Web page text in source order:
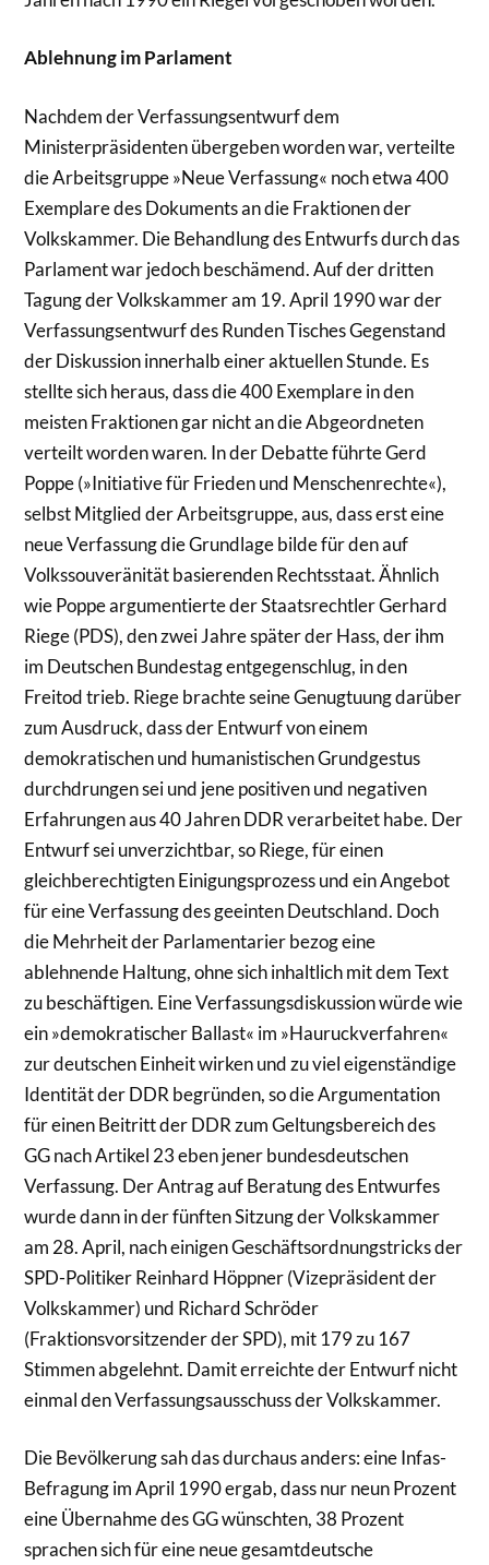
Ablehnung im Parlament
Nachdem der Verfassungsentwurf dem
Ministerpräsidenten übergeben worden war, verteilte
die Arbeitsgruppe »Neue Verfassung« noch etwa 400
Exemplare des Dokuments an die Fraktionen der
Volkskammer. Die Behandlung des Entwurfs durch das
Parlament war jedoch beschämend. Auf der dritten
Tagung der Volkskammer am 19. April 1990 war der
Verfassungsentwurf des Runden Tisches Gegenstand
der Diskussion innerhalb einer aktuellen Stunde. Es
stellte sich heraus, dass die 400 Exemplare in den
meisten Fraktionen gar nicht an die Abgeordneten
verteilt worden waren. In der Debatte führte Gerd
Poppe (»Initiative für Frieden und Menschenrechte«),
selbst Mitglied der Arbeitsgruppe, aus, dass erst eine
neue Verfassung die Grundlage bilde für den auf
Volkssouveränität basierenden Rechtsstaat. Ähnlich
wie Poppe argumentierte der Staatsrechtler Gerhard
Riege (PDS), den zwei Jahre später der Hass, der ihm
im Deutschen Bundestag entgegenschlug, in den
Freitod trieb. Riege brachte seine Genugtuung darüber
zum Ausdruck, dass der Entwurf von einem
demokratischen und humanistischen Grundgestus
durchdrungen sei und jene positiven und negativen
Erfahrungen aus 40 Jahren DDR verarbeitet habe. Der
Entwurf sei unverzichtbar, so Riege, für einen
gleichberechtigten Einigungsprozess und ein Angebot
für eine Verfassung des geeinten Deutschland. Doch
die Mehrheit der Parlamentarier bezog eine
ablehnende Haltung, ohne sich inhaltlich mit dem Text
zu beschäftigen. Eine Verfassungsdiskussion würde wie
ein »demokratischer Ballast« im »Hauruckverfahren«
zur deutschen Einheit wirken und zu viel eigenständige
Identität der DDR begründen, so die Argumentation
für einen Beitritt der DDR zum Geltungsbereich des
GG nach Artikel 23 eben jener bundesdeutschen
Verfassung. Der Antrag auf Beratung des Entwurfes
wurde dann in der fünften Sitzung der Volkskammer
am 28. April, nach einigen Geschäftsordnungstricks der
SPD-Politiker Reinhard Höppner (Vizepräsident der
Volkskammer) und Richard Schröder
(Fraktionsvorsitzender der SPD), mit 179 zu 167
Stimmen abgelehnt. Damit erreichte der Entwurf nicht
einmal den Verfassungsausschuss der Volkskammer.
Die Bevölkerung sah das durchaus anders: eine Infas-
Befragung im April 1990 ergab, dass nur neun Prozent
eine Übernahme des GG wünschten, 38 Prozent
sprachen sich für eine neue gesamtdeutsche